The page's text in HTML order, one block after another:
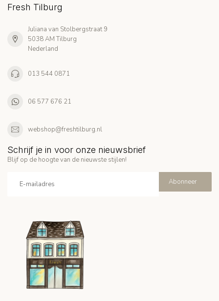
Fresh Tilburg
Juliana van Stolbergstraat 9
5038 AM Tilburg
Nederland
013 544 0871
06 577 676 21
webshop@freshtilburg.nl
Schrijf je in voor onze nieuwsbrief
Blijf op de hoogte van de nieuwste stijlen!
Abonneer